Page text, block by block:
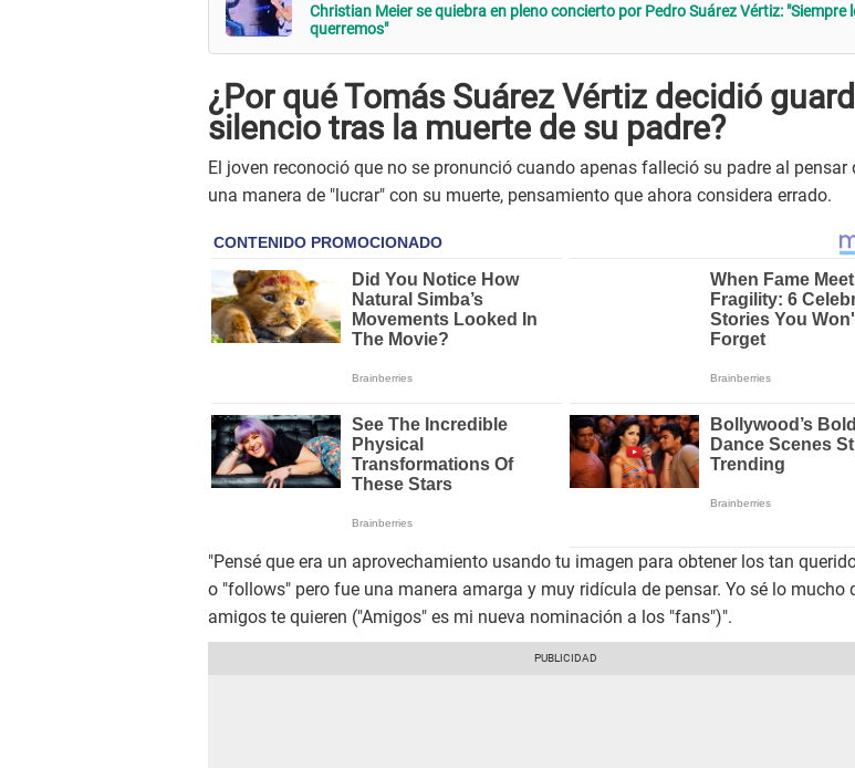
Christian Meier se quiebra en pleno concierto por Pedro Suárez Vértiz: "Siempre
querremos"
¿Por qué Tomás Suárez Vértiz decidió
silencio tras la muerte de su padre?
El joven reconoció que no se pronunció cuando apenas falleció su padre al pensar
una manera de "lucrar" con su muerte, pensamiento que ahora considera errado.
"Pensé que era un aprovechamiento usando tu imagen para obtener los tan
o "follows" pero fue una manera amarga y muy ridícula de pensar. Yo sé lo mucho
amigos te quieren ("Amigos" es mi nueva nominación a los "fans")".